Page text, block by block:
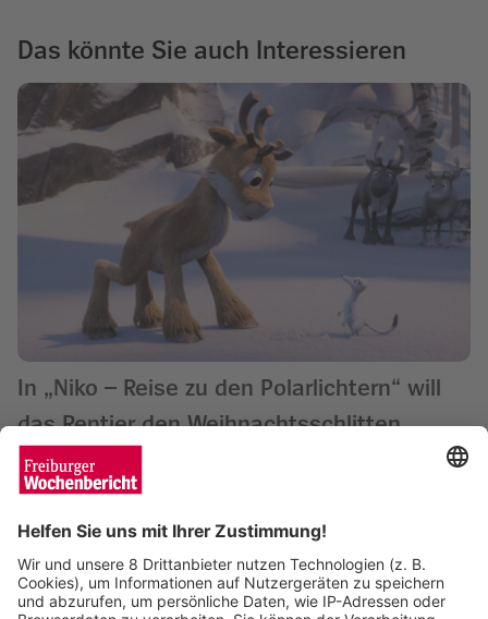
Das könnte Sie auch Interessieren
In „Niko – Reise zu den Polarlichtern“ will
das Rentier den Weihnachtsschlitten
ziehen